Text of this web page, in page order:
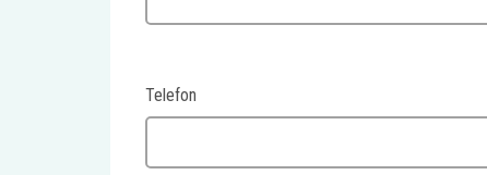
Telefon